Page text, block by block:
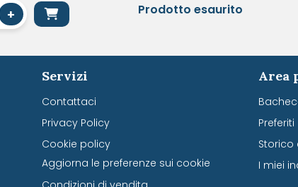
+ Prodotto esaurito
Servizi
Contattaci
Privacy Policy
Cookie policy
Aggiorna le preferenze sui cookie
Area
Preferiti
Storico
I miei